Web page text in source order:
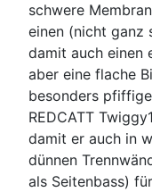
schwere
einen (nicht ganz
damit auch einen
aber eine flache
besonders
REDCATT
damit er auch in
dünnen
als Seitenbass)